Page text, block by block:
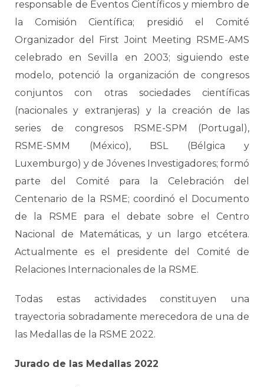
responsable de Eventos Científicos y miembro de
la Comisión Científica; presidió el Comité
Organizador del First Joint Meeting RSME-AMS
celebrado en Sevilla en 2003; siguiendo este
modelo, potenció la organización de congresos
conjuntos con otras sociedades científicas
(nacionales y extranjeras) y la creación de las
series de congresos RSME-SPM (Portugal),
RSME-SMM (México), BSL (Bélgica y
Luxemburgo) y de Jóvenes Investigadores; formó
parte del Comité para la Celebración del
Centenario de la RSME; coordinó el Documento
de la RSME para el debate sobre el Centro
Nacional de Matemáticas, y un largo etcétera.
Actualmente es el presidente del Comité de
Relaciones Internacionales de la RSME.
Todas estas actividades constituyen una
trayectoria sobradamente merecedora de una de
las Medallas de la RSME 2022.
Jurado de las Medallas 2022